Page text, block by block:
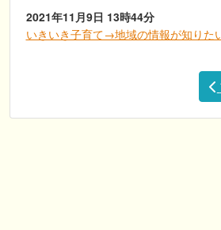
2021年11月9日 13時44分
いきいき子育て→地域の情報が知りた